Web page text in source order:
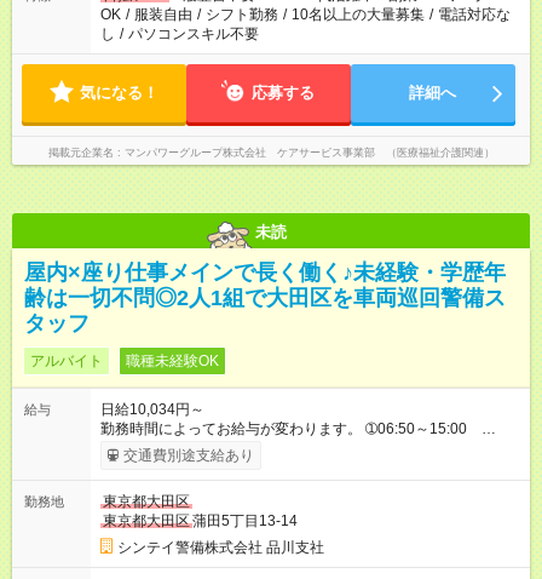
OK / 服装自由 / シフト勤務 / 10名以上の大量募集 / 電話対応な
し / パソコンスキル不要
気になる！ 応募する 詳細へ
掲載元企業名 マンパワーグループ株式会社 ケアサービス事業部 （医療福祉介護関連）
未読
屋内×座り仕事メインで長く働く♪未経験・学歴年
齢は一切不問◎2人1組で大田区を車両巡回警備ス
タッフ
アルバイト 職種未経験OK
給与
日給10,034円～
勤務時間によってお給与が変わります。 ➀06:50～15:00
10,034円～ ※別途資格手当がございます。 例：自衛消防技術
認定 500円/日 上級救命講習修了 250円/日
交通費別途支給あり
勤務地
東京都大田区
東京都大田区蒲田5丁目13-14
シンテイ警備株式会社 品川支社